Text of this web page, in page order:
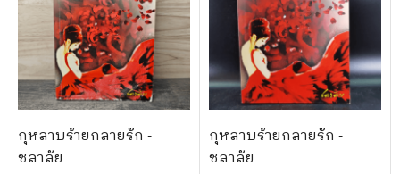
กุหลาบร้ายกลายรัก -
ชลาลัย
กุหลาบร้ายกลายรัก -
ชลาลัย